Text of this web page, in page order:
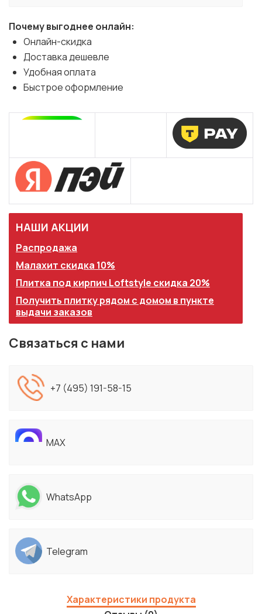
Почему выгоднее онлайн:
Онлайн-скидка
Доставка дешевле
Удобная оплата
Быстрое оформление
НАШИ АКЦИИ
Распродажа
Малахит скидка 10%
Плитка под кирпич Loftstyle скидка 20%
Получить плитку рядом с домом в пункте
выдачи заказов
Связаться с нами
+7 (495) 191-58-15
MAX
WhatsApp
Telegram
Характеристики продукта